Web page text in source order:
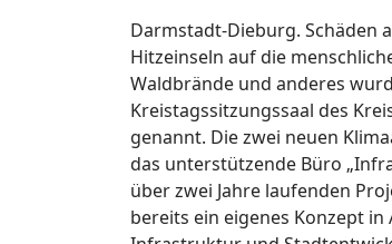
Darmstadt-Dieburg. Schäden
Hitzeinseln auf die
Waldbrände und anderes
Kreistagssitzungssaal des
genannt. Die zwei neuen
das unterstützende Büro
über zwei Jahre laufenden
bereits ein eigenes Konzept